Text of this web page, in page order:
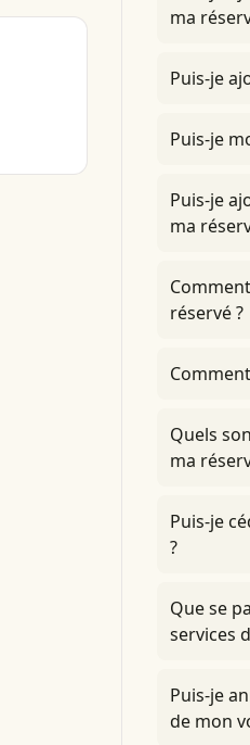
ma
Puis-je
Puis-je
Puis-je
ma
réservé ?
Quels
ma
Puis-je
?
Que se
services
Puis-je
de mon